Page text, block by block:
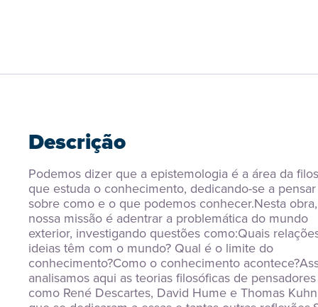
Descrição
Podemos dizer que a epistemologia é a área da
que estuda o conhecimento, dedicando-se a pensar
sobre como e o que podemos conhecer.Nesta obra,
nossa missão é adentrar a problemática do mundo
exterior, investigando questões como:Quais
ideias têm com o mundo? Qual é o limite do
conhecimento?Como o conhecimento
analisamos aqui as teorias filosóficas de pensadores
como René Descartes, David Hume e Thomas